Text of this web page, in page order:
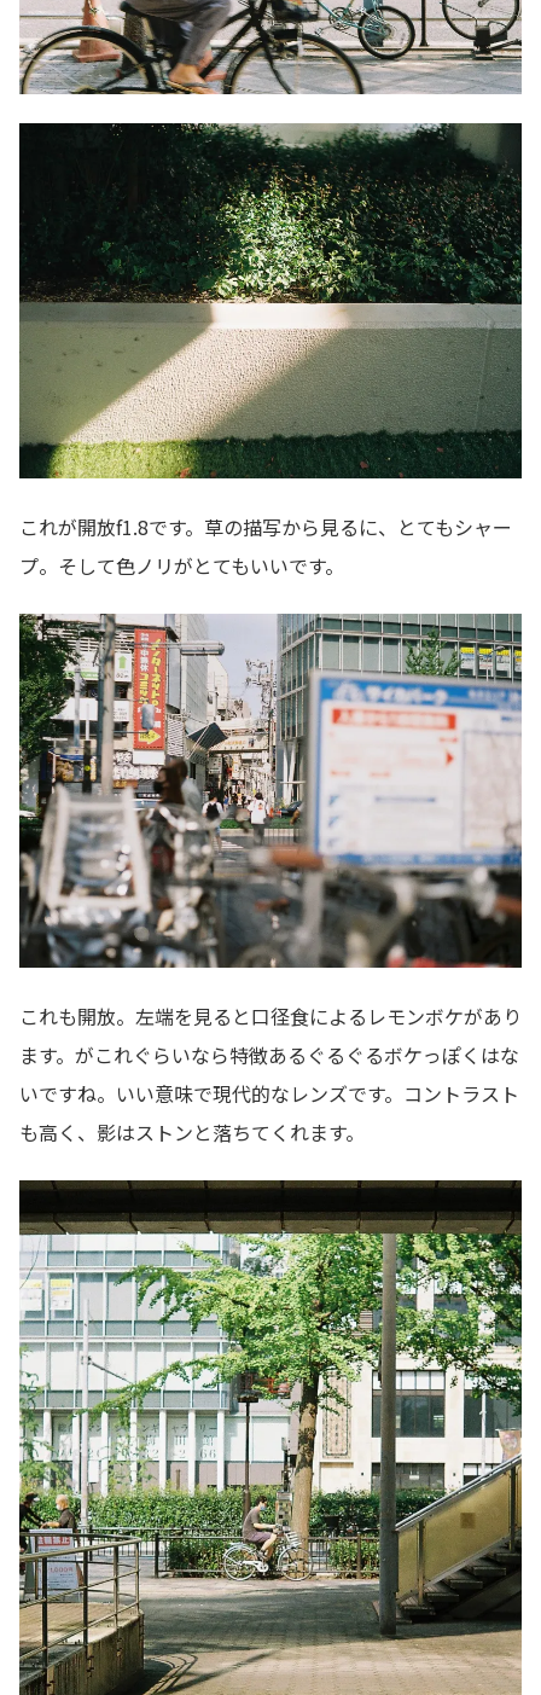
これが開放f1.8です。草の描写から見るに、とてもシャー
プ。そして色ノリがとてもいいです。
これも開放。左端を見ると口径食によるレモンボケがあり
ます。がこれぐらいなら特徴あるぐるぐるボケっぽくはな
いですね。いい意味で現代的なレンズです。コントラスト
も高く、影はストンと落ちてくれます。